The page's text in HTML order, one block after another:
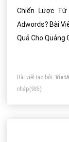
Chiến Lược Từ
Adwords? Bài
Quả Cho Quảng
Bài viết tạo bởi:
nhập(985)